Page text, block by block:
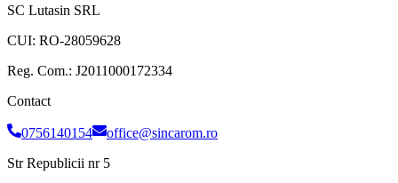
SC Lutasin SRL
CUI: RO-28059628
Reg. Com.: J2011000172334
Contact
0756140154
office@sincarom.ro
Str Republicii nr 5